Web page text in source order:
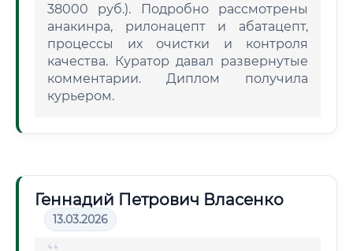
38000 руб.). Подробно рассмотрены
анакинра, рилонацепт и абатацепт,
процессы их очистки и контроля
качества. Куратор давал развернутые
комментарии. Диплом получила
курьером.
Геннадий Петрович Власенко
13.03.2026